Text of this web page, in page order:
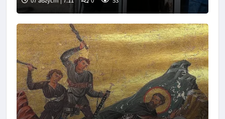
Снимка: БТА